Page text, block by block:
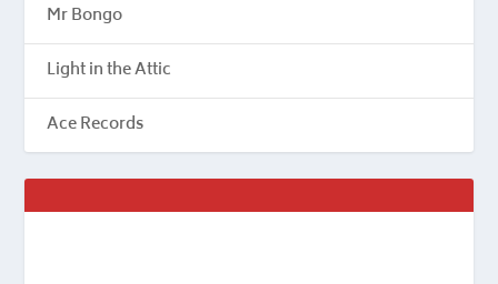
Mr Bongo
Light in the Attic
Ace Records